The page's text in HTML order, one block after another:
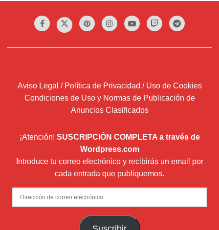
Aviso Legal / Política de Privacidad / Uso de Cookies
Condiciones de Uso y Normas de Publicación de
Anuncios Clasificados
¡Atención! SUSCRIPCIÓN COMPLETA a través de
Wordpress.com
Introduce tu correo electrónico y recibirás un email por
cada entrada que publiquemos.
Dirección
de